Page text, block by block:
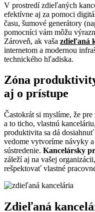
V prostredí zdieľaných
efektívne aj za pomoci
času, šumové generátory
pomocníci vám môžu
Zároveň, ak vaša zdieľaná
internetom a modernou
technického hľadiska.
Zóna
aj o prístupe
Častokrát si myslíme, že
a to ticho, vlastnú
produktivita sa dá
vedome vytvoríme návyky
sústredenie. Kancelársky
záleží aj na vašej
rešpektovať vlastné
Zdieľaná